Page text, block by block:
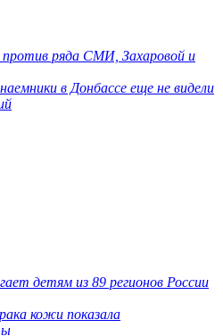
против ряда СМИ, Захаровой и
в Донбассе еще не видели
детям из 89 регионов России